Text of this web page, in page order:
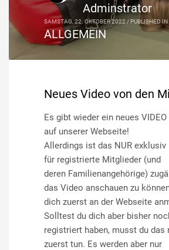
Adminstrator
SAMSTAG, 22. OKTOBER 2022 /PUBLISHED IN
ALLGEMEIN
Neues Video von den
Es gibt wieder ein neues VIDEO
auf unserer Webseite!
Allerdings ist das NUR exklusiv
für registrierte Mitglieder (und
deren Familienangehörige)
das Video anschauen zu
dich zuerst an der Webseite
Solltest du dich aber bisher
registriert haben, musst du das
zuerst tun. Es werden aber nur